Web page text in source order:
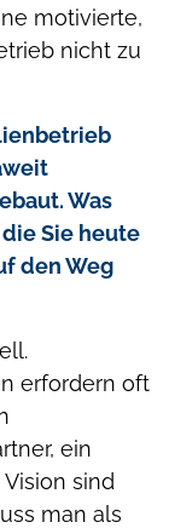
motivierte,
nicht zu
Was
Sie heute
den Weg
erfordern oft
ein
sind
man als